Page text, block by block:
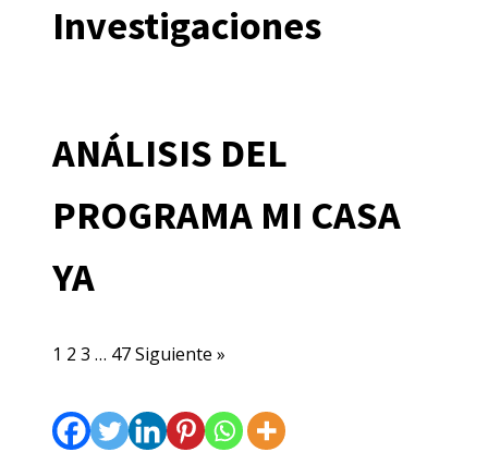
Investigaciones
ANÁLISIS DEL
PROGRAMA MI CASA
YA
1 2 3 … 47Siguiente »